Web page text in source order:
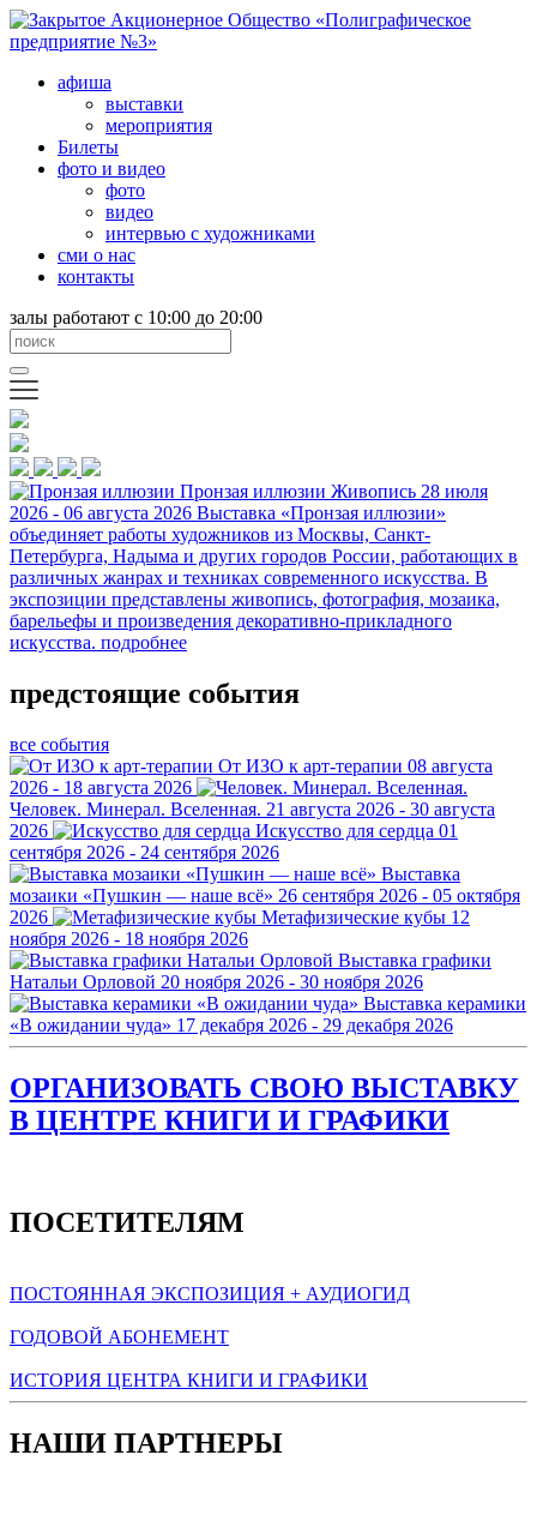
афиша
выставки
мероприятия
Билеты
фото и видео
фото
видео
интервью с художниками
сми о нас
контакты
залы работают с 10:00 до 20:00
Пронзая иллюзии Живопись 28 июля
2026 - 06 августа 2026 Выставка «Пронзая иллюзии»
объединяет работы художников из Москвы, Санкт-
Петербурга, Надыма и других городов России, работающих в
различных жанрах и техниках современного искусства. В
экспозиции представлены живопись, фотография, мозаика,
барельефы и произведения декоративно-прикладного
искусства. подробнее
предстоящие события
все события
От ИЗО к арт-терапии 08 августа
2026 - 18 августа 2026
Человек. Минерал. Вселенная. 21 августа 2026 - 30 августа
2026
Искусство для сердца 01
сентября 2026 - 24 сентября 2026
Выставка
мозаики «Пушкин — наше всё» 26 сентября 2026 - 05 октября
2026
Метафизические кубы 12
ноября 2026 - 18 ноября 2026
Выставка графики
Натальи Орловой 20 ноября 2026 - 30 ноября 2026
Выставка керамики
«В ожидании чуда» 17 декабря 2026 - 29 декабря 2026
ОРГАНИЗОВАТЬ СВОЮ ВЫСТАВКУ
В ЦЕНТРЕ КНИГИ И ГРАФИКИ
ПОСЕТИТЕЛЯМ
ПОСТОЯННАЯ ЭКСПОЗИЦИЯ + АУДИОГИД
ГОДОВОЙ АБОНЕМЕНТ
ИСТОРИЯ ЦЕНТРА КНИГИ И ГРАФИКИ
НАШИ ПАРТНЕРЫ